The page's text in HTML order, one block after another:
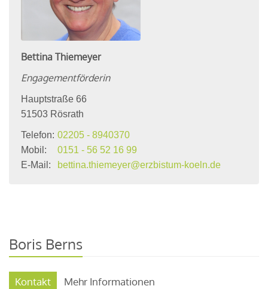
Bettina Thiemeyer
Engagementförderin
Hauptstraße 66
51503 Rösrath
Telefon: 02205 - 8940370
Mobil:
0151 - 56 52 16 99
E-Mail:
bettina.thiemeyer@erzbistum-koeln.de
Boris Berns
Kontakt Mehr Informationen